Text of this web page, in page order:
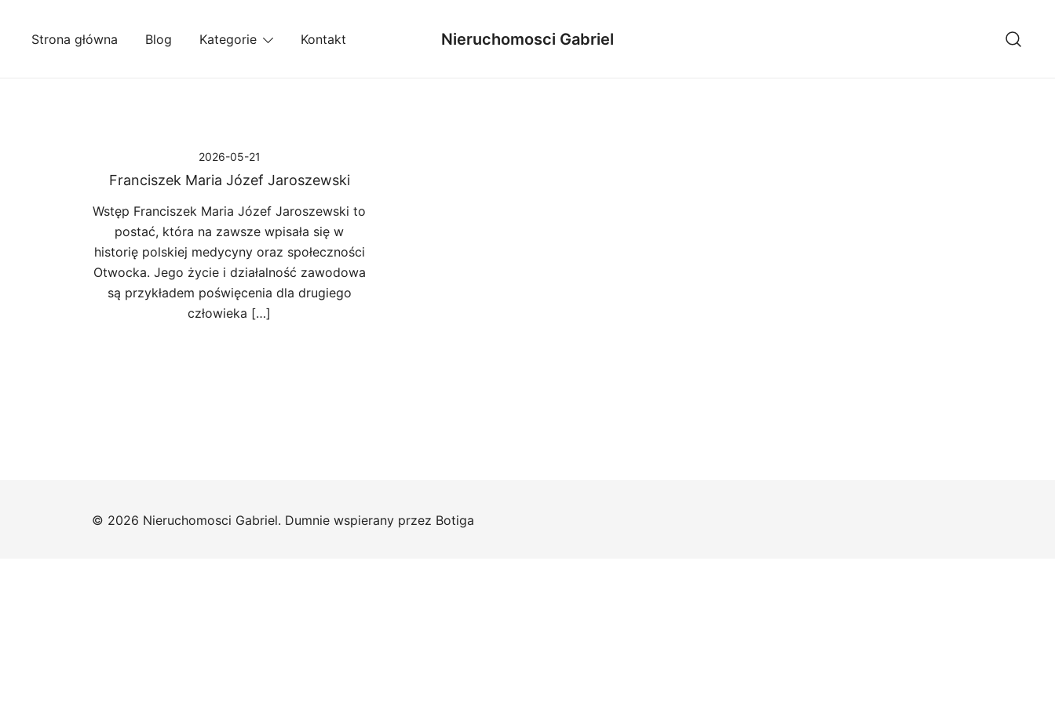
Strona główna Blog Kategorie Kontakt Nieruchomosci Gabriel
2026-05-21
Franciszek Maria Józef Jaroszewski
Wstęp Franciszek Maria Józef Jaroszewski to
postać, która na zawsze wpisała się w
historię polskiej medycyny oraz społeczności
Otwocka. Jego życie i działalność zawodowa
są przykładem poświęcenia dla drugiego
człowieka […]
© 2026 Nieruchomosci Gabriel. Dumnie wspierany przez Botiga